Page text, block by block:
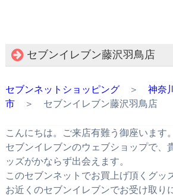
セブンイレブン藤沢羽鳥店
セブンネットショッピング＞ 神奈
市＞ セブンイレブン藤沢羽鳥店
こんにちは。ご来店有難う御座います。
セブンイレブンのウェブショップで、
ッズがかならず出会えます。
このセブンネットでお買上げ頂くグッ
お近くのセブンイレブンでお受け取り